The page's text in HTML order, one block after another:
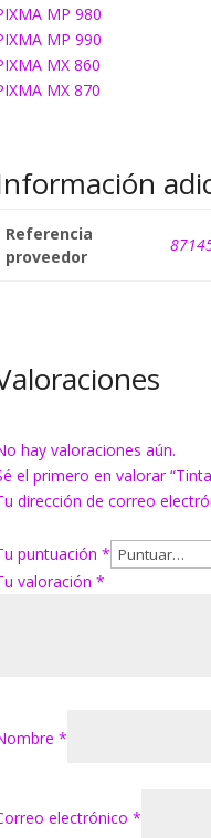
MP 980
MP 990
MX 860
MX 870
Referencia
proveedor
hay valoraciones aún.
el primero en valorar
dirección de correo
puntuación*
valoración*
*
electrónico*